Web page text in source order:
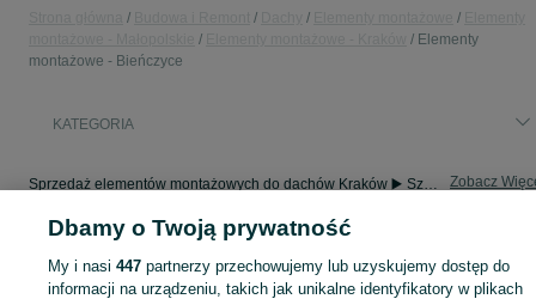
Elementy
montażowe - Bieńczyce
KATEGORIA
Sprzedaż elementów montażowych do dachów Kraków ▶️ Szeroki wybór produktów ✅ Nowe i używane w atrakcyjnych cenach ✌ Sprawdź oferty na OLX.pl! Zobacz
Mapa miejscowości
Dbamy o Twoją prywatność
My i nasi447 partnerzy przechowujemy lub uzyskujemy dostęp do
informacji na urządzeniu, takich jak unikalne identyfikatory w plikach